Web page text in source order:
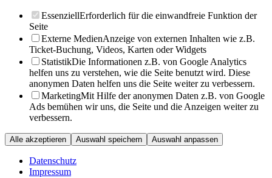
EssenziellErforderlich für die einwandfreie Funktion der
Seite
Externe MedienAnzeige von externen Inhalten wie z.B.
Ticket-Buchung, Videos, Karten oder Widgets
StatistikDie Informationen z.B. von Google Analytics
helfen uns zu verstehen, wie die Seite benutzt wird. Diese
anonymen Daten helfen uns die Seite weiter zu verbessern.
MarketingMit Hilfe der anonymen Daten z.B. von Google
Ads bemühen wir uns, die Seite und die Anzeigen weiter zu
verbessern.
Alle akzeptieren Auswahl speichern Auswahl anpassen
Datenschutz
Impressum